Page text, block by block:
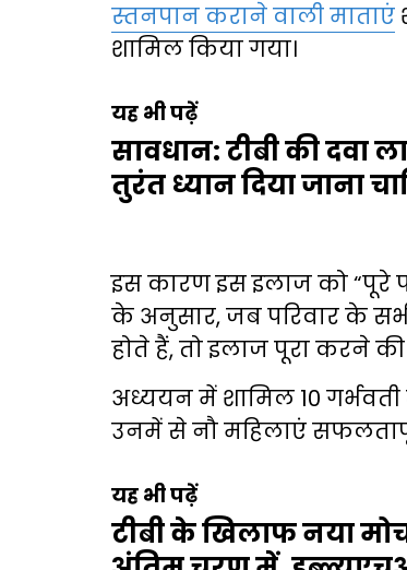
स्तनपान कराने वाली माताएं
शामिल किया गया।
यह भी पढ़ें
सावधान: टीबी की दवा
तुरंत ध्यान दिया जाना
इस कारण इस इलाज को “पूरे
के अनुसार, जब परिवार के
होते हैं, तो इलाज पूरा करने
अध्ययन में शामिल 10
उनमें से नौ महिलाएं
यह भी पढ़ें
टीबी के खिलाफ नया